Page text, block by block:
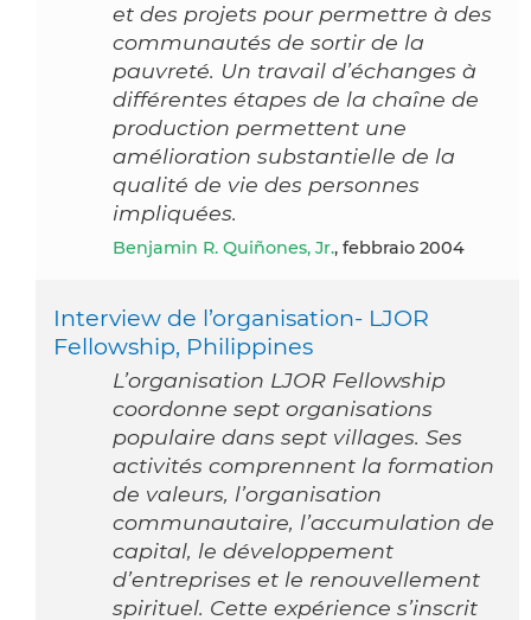
et des projets pour permettre à des
communautés de sortir de la
pauvreté. Un travail d’échanges à
différentes étapes de la chaîne de
production permettent une
amélioration substantielle de la
qualité de vie des personnes
impliquées.
Benjamin R. Quiñones, Jr., febbraio 2004
Interview de l’organisation- LJOR
Fellowship, Philippines
L’organisation LJOR Fellowship
coordonne sept organisations
populaire dans sept villages. Ses
activités comprennent la formation
de valeurs, l’organisation
communautaire, l’accumulation de
capital, le développement
d’entreprises et le renouvellement
spirituel. Cette expérience s’inscrit